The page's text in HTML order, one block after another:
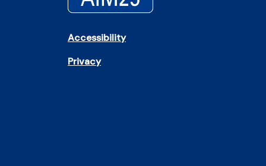
Accessibility
Privacy